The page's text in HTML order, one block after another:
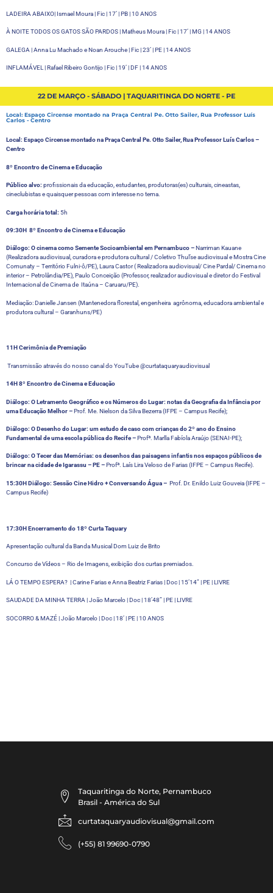
LADEIRA ABAIXO| Ismael Moura | Fic | 17’ | PB | 10 ANOS
À NOITE TODOS OS GATOS SÃO PARDOS | Matheus Moura | Fic | 17’ | MG | 14 ANOS
GALEGA | Anna Lu Machado e Noan Arouche | Fic | 23’ | PE | 14 ANOS
INFLAMÁVEL | Rafael Ribeiro Gontijo | Fic | 19’ | DF | 14 ANOS
22 DE MARÇO - SÁBADO | TAQUARITINGA DO NORTE - PE
Local: Espaço Circense montado na Praça Central Pe. Otto Sailer, Rua Professor Luís
Carlos - Centro
Local: Espaço Circense montado na Praça Central Pe. Otto Sailer, Rua Professor Luís Carlos –
Centro
8º Encontro de Cinema e Educação
Público alvo: profissionais da educação, estudantes, produtoras(es) culturais, cineastas,
cineclubistas e quaisquer pessoas com interesse no tema.
Carga horária total: 5h
09:30H 8º Encontro de Cinema e Educação
Diálogo: O cinema como Semente Socioambiental em Pernambuco –Narriman Kauane
(Realizadora audiovisual, curadora e produtora cultural / Coletivo Thul’se audiovisual e Mostra Cine
Comunaty – Território Fulni-ô/PE), Laura Castor ( Realizadora audiovisual/ Cine Pardal/ Cinema no
interior – Petrolândia/PE), Paulo Conceição (Professor, realizador audiovisual e diretor do Festival
Internacional de Cinema de Itaúna – Caruaru/PE).
Mediação: Danielle Jansen (Mantenedora florestal, engenheira agrônoma, educadora ambiental e
produtora cultural – Garanhuns/PE)
11H Cerimônia de Premiação
Transmissão através do nosso canal do YouTube @curtataquaryaudiovisual
14H 8º Encontro de Cinema e Educação
Diálogo: O Letramento Geográfico e os Números do Lugar: notas da Geografia da Infância por
uma Educação Melhor –Prof. Me. Nielson da Silva Bezerra (IFPE – Campus Recife);
Diálogo: O Desenho do Lugar: um estudo de caso com crianças do 2º ano do Ensino
Fundamental de uma escola pública do Recife –Profª. Marlla Fabíola Araújo (SENAI-PE);
Diálogo: O Tecer das Memórias: os desenhos das paisagens infantis nos espaços públicos de
brincar na cidade de Igarassu – PE – Profª. Laís Lira Veloso de Farias (IFPE – Campus Recife).
15:30H Diálogo: Sessão Cine Hidro + Conversando Água – Prof. Dr. Enildo Luiz Gouveia (IFPE –
Campus Recife)
17:30H Encerramento do 18º Curta Taquary
Apresentação cultural da Banda Musical Dom Luiz de Brito
Concurso de Vídeos – Rio de Imagens, exibição dos curtas premiados.
LÁ O TEMPO ESPERA? | Carine Farias e Anna Beatriz Farias | Doc | 15’14” | PE | LIVRE
SAUDADE DA MINHA TERRA | João Marcelo | Doc | 18’48” | PE | LIVRE
SOCORRO & MAZÉ | João Marcelo | Doc | 18’ | PE | 10 ANOS
Taquaritinga do Norte, Pernambuco
Brasil - América do Sul
curtataquaryaudiovisual@gmail.com
(+55) 81 99690-0790